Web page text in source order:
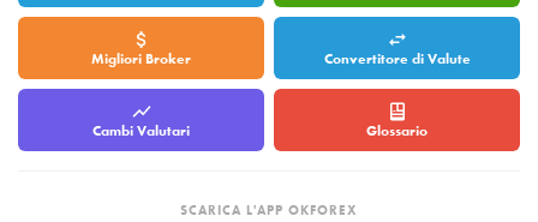
Migliori Broker Convertitore di Valute
Cambi Valutari Glossario
SCARICA L'APP OKFOREX